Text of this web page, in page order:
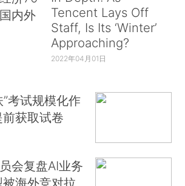
内外
Tencent Lays Off
Staff, Is Its ‘Winter’
Approaching?
2022年04月01日
考试规模化作
获取试卷
会复盘AI业务
海外竞对拉